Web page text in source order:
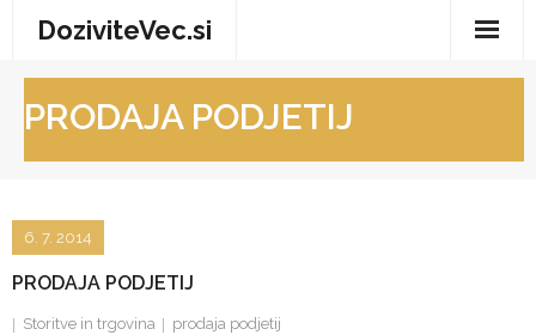
DoziviteVec.si
Turizem in prosti čas
PRODAJA PODJETIJ
PRODAJA PODJETIJ
6. 7. 2014
Storitve in trgovina prodaja podjetij